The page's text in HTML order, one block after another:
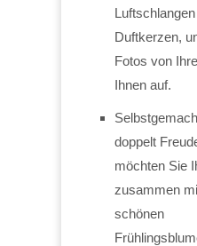
Duftkerzen,
Fotos von
Ihnen auf.
doppelt
möchten Sie
zusammen
schönen